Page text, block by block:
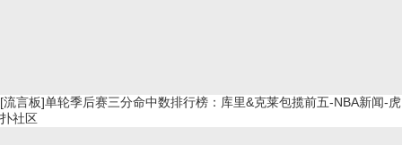
[流言板]单轮季后赛三分命中数排行榜：库里&克莱包揽前五-NBA新闻-虎
扑社区